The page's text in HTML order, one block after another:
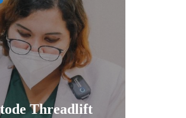
Threadlift